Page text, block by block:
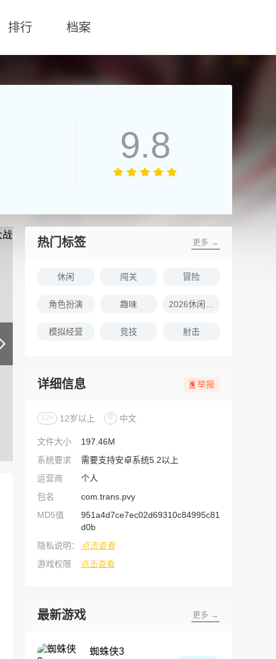
排行 档案
9.8
热门标签 更多 →
休闲 闯关 冒险
角色扮演 趣味
模拟经营 竞技 射击
详细信息 举报
12+ 12岁以上 中 中文
文件大小
197.46M
系统要求
需要支持安卓系统5.2以上
运营商
个人
包名
com.trans.pvy
MD5值
951a4d7ce7ec02d69310c84995c81
d0b
隐私说明：
点击查看
游戏权限
点击查看
最新游戏 更多 →
蜘蛛侠3